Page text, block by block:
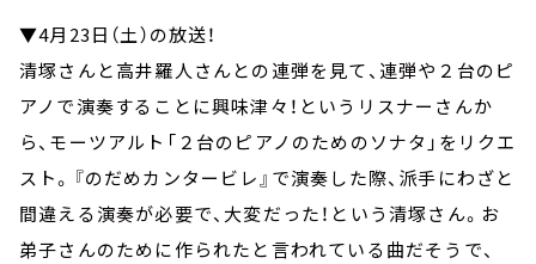
▼4月23日（土）の放送！
清塚さんと高井羅人さんとの連弾を見て、連弾や２台のピ
アノで演奏することに興味津々！というリスナーさんか
ら、モーツアルト「２台のピアノのためのソナタ」をリクエ
スト。『のだめカンタービレ』で演奏した際、派手にわざと
間違える演奏が必要で、大変だった！という清塚さん。お
弟子さんのために作られたと言われている曲だそうで、